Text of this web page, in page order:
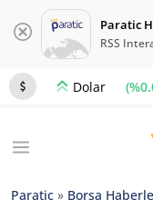
Paratic
RSS
Dolar
Paratic » Borsa